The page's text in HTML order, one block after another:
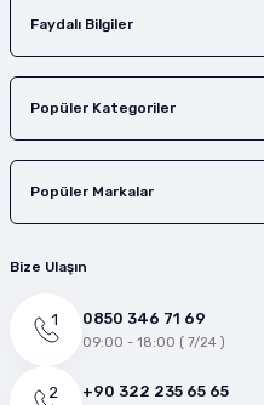
Faydalı Bilgiler
Popüler Kategoriler
Popüler Markalar
Bize Ulaşın
0850 346 71 69
09:00 - 18:00 ( 7/24 )
+90 322 235 65 65